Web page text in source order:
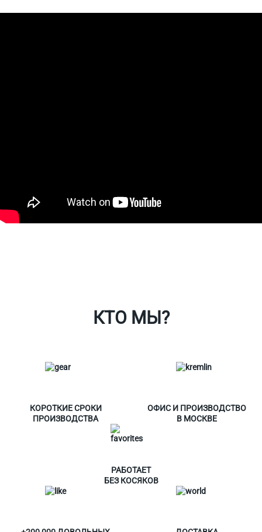
КТО МЫ?
КОРОТКИЕ СРОКИ
ПРОИЗВОДСТВА
ОФИС И ПРОИЗВОДСТВО
В МОСКВЕ
РАБОТАЕТ
БЕЗ КОСЯКОВ